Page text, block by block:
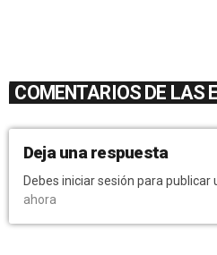
COMENTARIOS DE LAS
Deja una respuesta
Debes iniciar sesión para publicar
ahora